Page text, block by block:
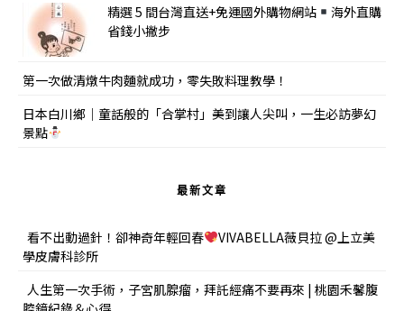
精選 5 間台灣直送+免運國外購物網站
海外直購
省錢小撇步
第一次做清燉牛肉麵就成功，零失敗料理教學！
日本白川鄉｜童話般的「合掌村」美到讓人尖叫，一生必訪夢幻
景點
最新文章
看不出動過針！卻神奇年輕回春
VIVABELLA薇貝拉 @上立美
學皮膚科診所
人生第一次手術，子宮肌腺瘤，拜託經痛不要再來 | 桃園禾馨腹